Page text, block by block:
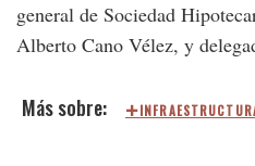
general de Sociedad
Alberto Cano Vélez, y